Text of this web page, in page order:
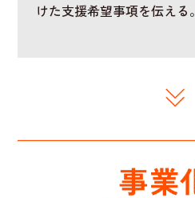
けた支援希望事項を伝える。